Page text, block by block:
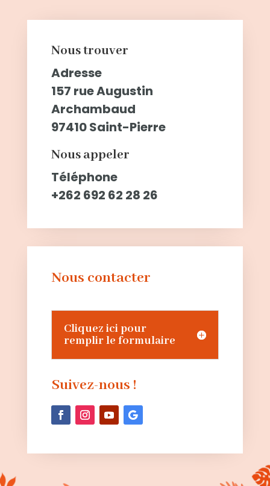
Nous trouver
Adresse
157 rue Augustin
Archambaud
97410 Saint-Pierre
Nous appeler
Téléphone
+262 692 62 28 26
Nous contacter
Cliquez ici pour
remplir le formulaire
Suivez-nous !